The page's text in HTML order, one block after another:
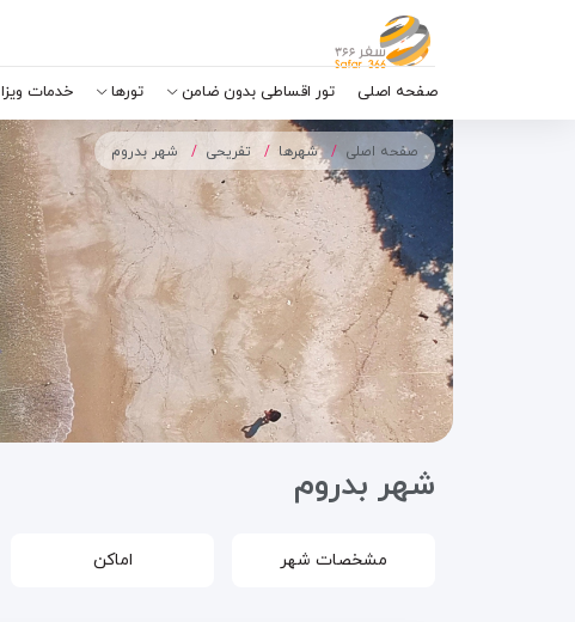
صفحه اصلی تور اقساطی بدون ضامن تورها خدمات ویزا
صفحه اصلی شهرها تفریحی شهر بدروم
شهر بدروم
مشخصات شهر اماکن